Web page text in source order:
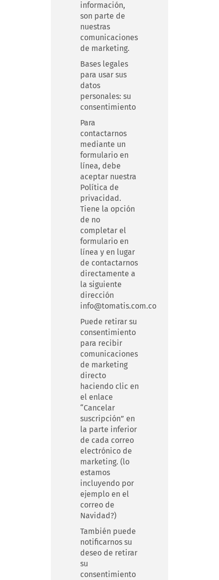
información,
son parte de
nuestras
comunicaciones
de marketing.
Bases legales
para usar sus
datos
personales: su
consentimiento
Para
contactarnos
mediante un
formulario en
línea, debe
aceptar nuestra
Política de
privacidad.
Tiene la opción
de no
completar el
formulario en
línea y en lugar
de contactarnos
directamente a
la siguiente
dirección
info@tomatis.com.co
Puede retirar su
consentimiento
para recibir
comunicaciones
de marketing
directo
haciendo clic en
el enlace
“Cancelar
suscripción” en
la parte inferior
de cada correo
electrónico de
marketing. (lo
estamos
incluyendo por
ejemplo en el
correo de
Navidad?)
También puede
notificarnos su
deseo de retirar
su
consentimiento